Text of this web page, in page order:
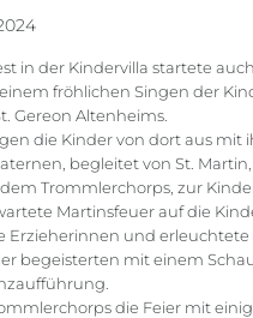
in der Kindervilla startete
fröhlichen Singen der
Gereon Altenheims.
die Kinder von dort aus mit
begleitet von St.
Trommlerchorps, zur
Martinsfeuer auf die
Erzieherinnen und erleuchtete
begeisterten mit einem
die Feier mit